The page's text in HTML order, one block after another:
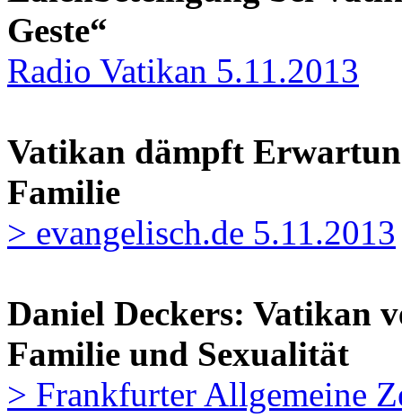
Geste“
Radio Vatikan 5.11.2013
Vatikan dämpft
Familie
> evangelisch.de 5.11.2013
Daniel Deckers: Vatikan
Familie und Sexualität
> Frankfurter Allgemeine